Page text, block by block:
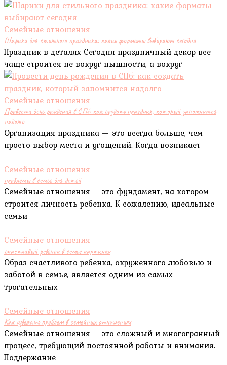
Семейные отношения
Шарики для стильного праздника: какие форматы выбирают сегодня
Праздник в деталях Сегодня праздничный декор все
чаще строится не вокруг пышности, а вокруг
Семейные отношения
Провести день рождения в СПб: как создать праздник, который запомнится
надолго
Организация праздника — это всегда больше, чем
просто выбор места и угощений. Когда возникает
Семейные отношения
проблемы в семье для детей
Семейные отношения – это фундамент, на котором
строится личность ребенка. К сожалению, идеальные
семьи
Семейные отношения
счастливый ребенок в семье картинки
Образ счастливого ребенка, окруженного любовью и
заботой в семье, является одним из самых
трогательных
Семейные отношения
Как избежать проблем в семейных отношениях
Семейные отношения – это сложный и многогранный
процесс, требующий постоянной работы и внимания.
Поддержание